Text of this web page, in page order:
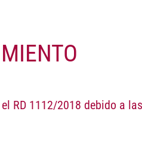
RD 1112/2018 debido a